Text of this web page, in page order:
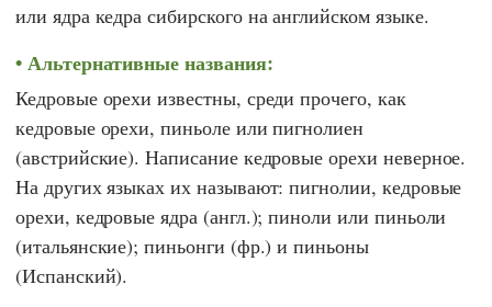
или ядра кедра сибирского на английском языке.
Альтернативные названия:
Кедровые орехи известны, среди прочего, как
кедровые орехи, пиньоле или пигнолиен
(австрийские). Написание кедровые орехи неверное.
На других языках их называют: пигнолии, кедровые
орехи, кедровые ядра (англ.); пиноли или пиньоли
(итальянские); пиньонги (фр.) и пиньоны
(Испанский).